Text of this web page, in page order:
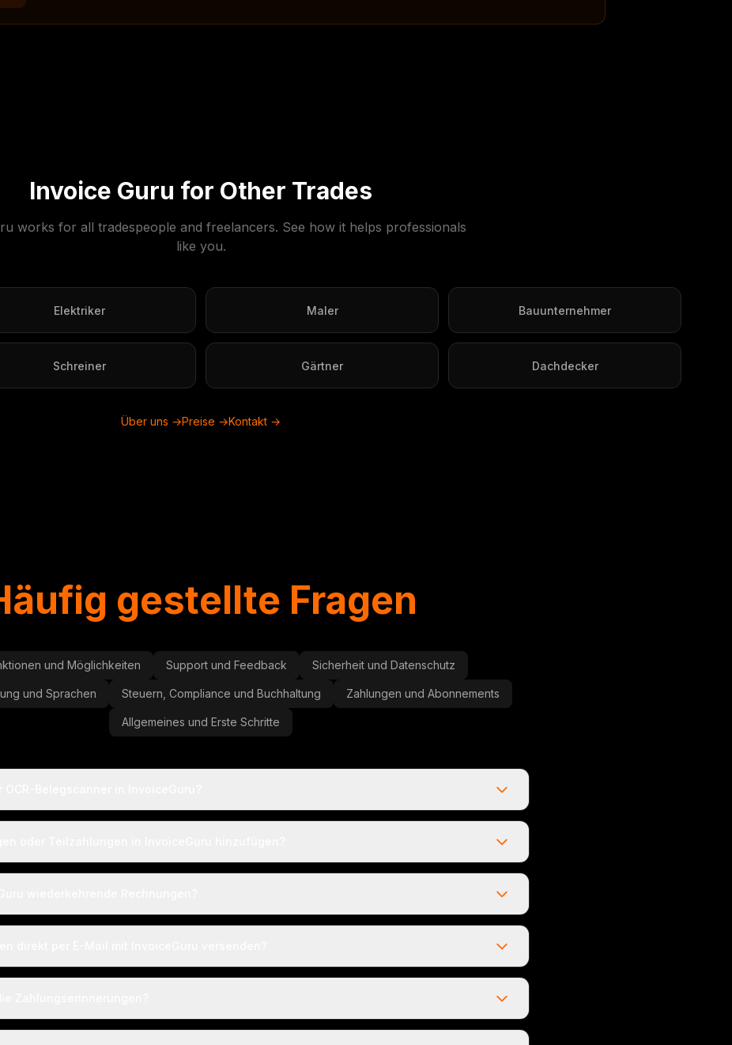
Invoice Guru for Other Trades
works for all tradespeople and freelancers. See how it helps professionals
like you.
Elektriker Maler Bauunternehmer
Schreiner Gärtner Dachdecker
Über uns →Preise →Kontakt →
gestellte Fragen
und Möglichkeiten Support und Feedback Sicherheit und Datenschutz
und Sprachen Steuern, Compliance und Buchhaltung Zahlungen und Abonnements
Allgemeines und Erste Schritte